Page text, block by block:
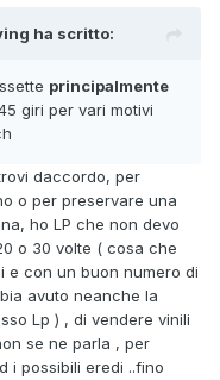
ha scritto:
principalmente
giri per vari motivi
daccordo, per
o per preservare una
ho LP che non devo
o 30 volte ( cosa che
e con un buon numero di
avuto neanche la
Lp ) , di vendere vinili
se ne parla , per
i possibili eredi ..fino